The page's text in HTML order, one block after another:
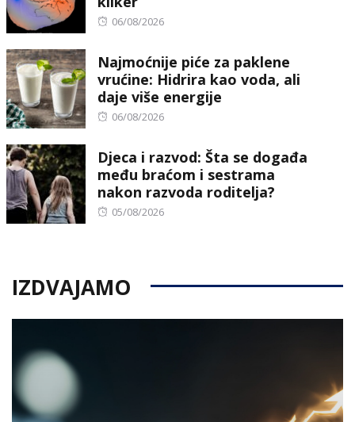
Posted
06/08/2026
Najmoćnije piće za paklene
vrućine: Hidrira kao voda, ali
daje više energije
Posted
06/08/2026
Djeca i razvod: Šta se događa
među braćom i sestrama
nakon razvoda roditelja?
Posted
05/08/2026
IZDVAJAMO